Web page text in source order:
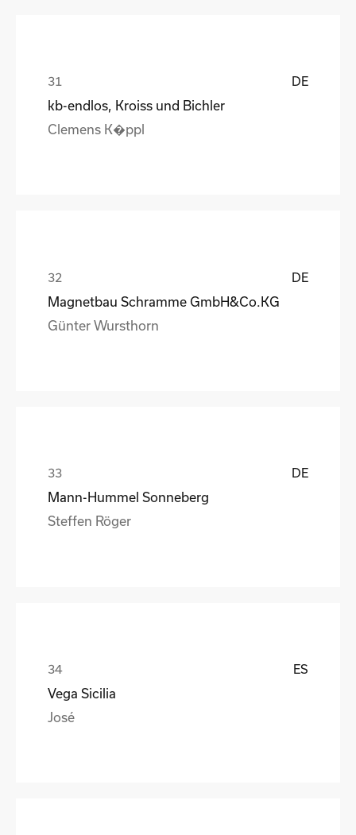
DE
kb-endlos, Kroiss und Bichler
Clemens K�ppl
DE
Magnetbau Schramme GmbH&Co.KG
Günter Wursthorn
DE
Mann-Hummel Sonneberg
Steffen Röger
ES
Vega Sicilia
José